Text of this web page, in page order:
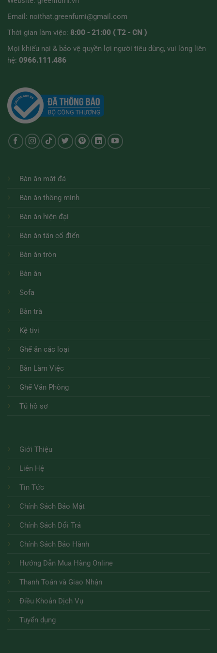
Email: noithat.greenfurni@gmail.com
Thời gian làm việc: 8:00 - 21:00 ( T2 - CN )
Mọi khiếu nại & bảo vệ quyền lợi người tiêu dùng, vui lòng liên
hệ: 0966.111.486
Bàn ăn mặt đá
Bàn ăn thông minh
Bàn ăn hiện đại
Bàn ăn tân cổ điển
Bàn ăn tròn
Bàn ăn
Sofa
Bàn trà
Kệ tivi
Ghế ăn các loại
Bàn Làm Việc
Ghế Văn Phòng
Tủ hồ sơ
Giới Thiệu
Liên Hệ
Tin Tức
Chính Sách Bảo Mật
Chính Sách Đổi Trả
Chính Sách Bảo Hành
Hướng Dẫn Mua Hàng Online
Thanh Toán và Giao Nhận
Điều Khoản Dịch Vụ
Tuyển dụng